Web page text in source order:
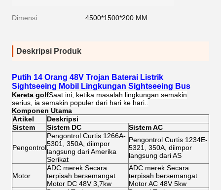
Dimensi: 4500*1500*200 MM
Deskripsi Produk
Putih 14 Orang 48V Trojan Baterai Listrik
Sightseeing Mobil Lingkungan Sightseeing Bus
Kereta golfSaat ini, ketika masalah lingkungan semakin
serius, ia semakin populer dari hari ke hari.
Komponen Utama
Artikel
Deskripsi
Sistem
Sistem DC Sistem AC
Pengontrol
Pengontrol Curtis 1266A-
5301, 350A, diimpor
langsung dari Amerika
Serikat
Pengontrol Curtis 1234E-
5321, 350A, diimpor
langsung dari AS
Motor
ADC merek Secara
terpisah bersemangat
Motor DC 48V 3,7kw
ADC merek Secara
terpisah bersemangat
Motor AC 48V 5kw